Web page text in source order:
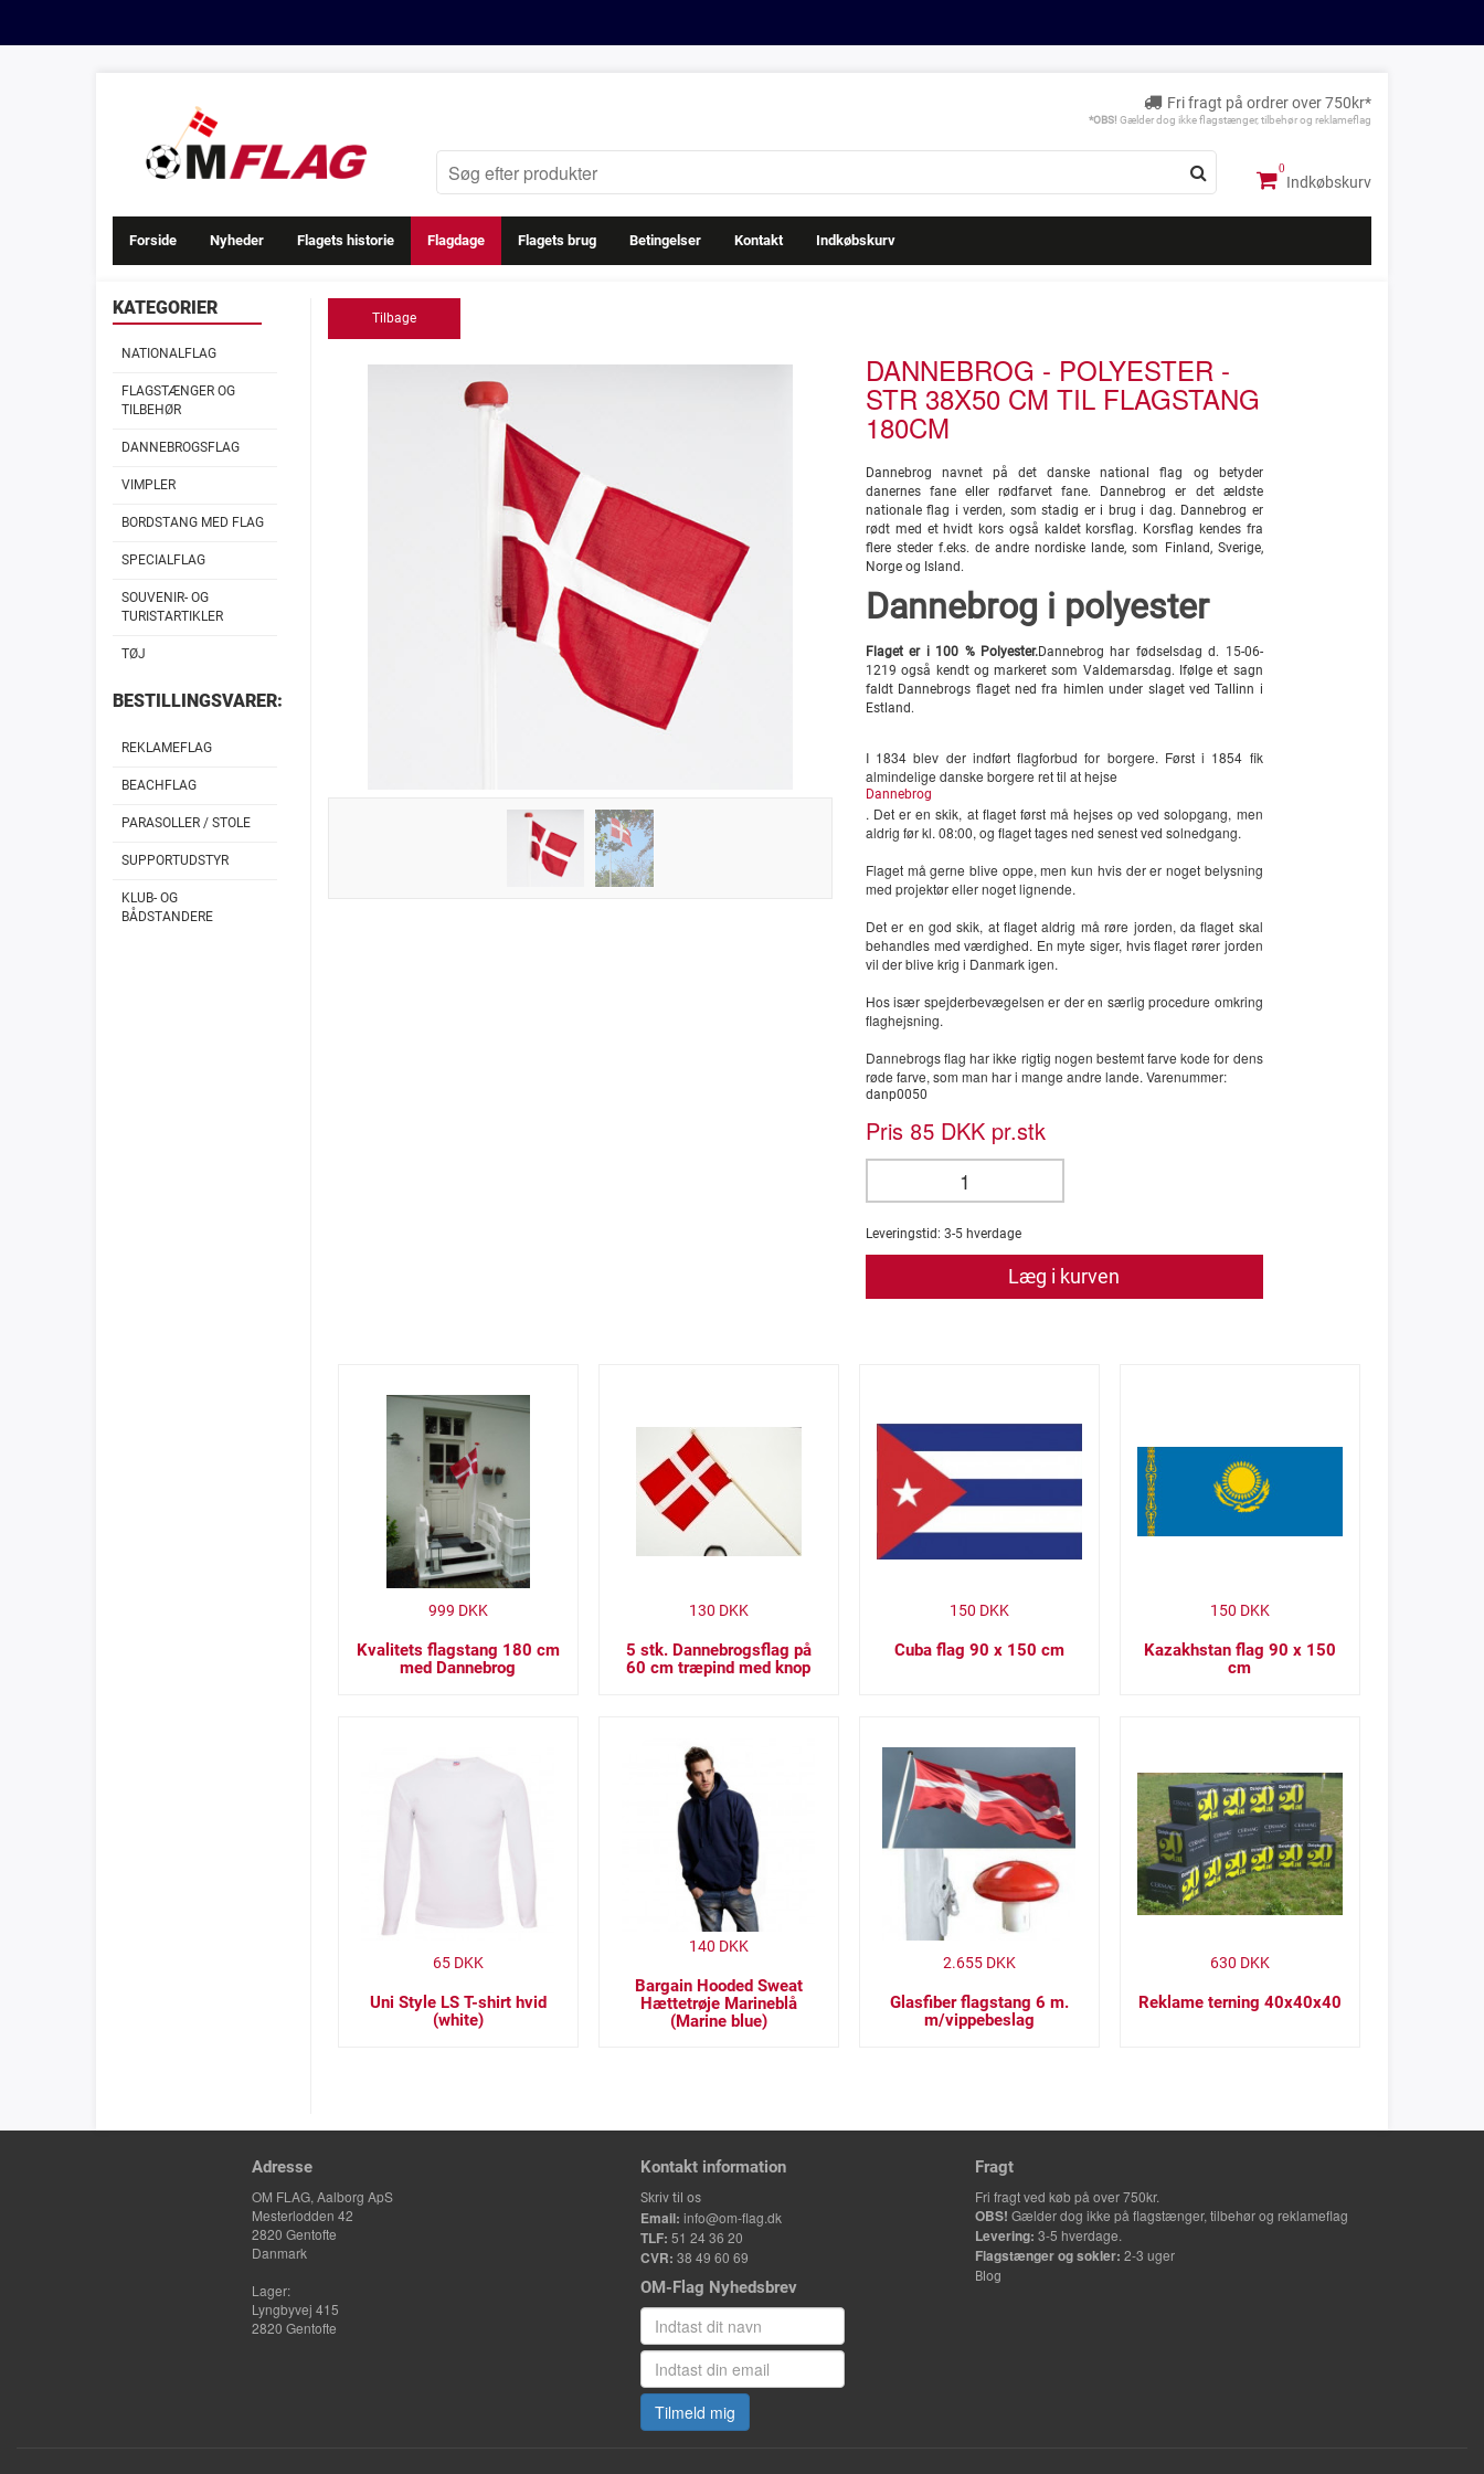
Fri fragt på ordrer over 750kr*
*OBS! Gælder dog ikke flagstænger, tilbehør og reklameflag
Indkøbskurv
Forside Nyheder Flagets historie Flagdage Flagets brug Betingelser Kontakt Indkøbskurv
KATEGORIER
NATIONALFLAG
FLAGSTÆNGER OG
TILBEHØR
DANNEBROGSFLAG
VIMPLER
BORDSTANG MED FLAG
SPECIALFLAG
SOUVENIR- OG
TURISTARTIKLER
TØJ
BESTILLINGSVARER:
REKLAMEFLAG
BEACHFLAG
PARASOLLER / STOLE
SUPPORTUDSTYR
KLUB- OG
BÅDSTANDERE
Tilbage
DANNEBROG - POLYESTER -
STR 38X50 CM TIL FLAGSTANG
180CM
Dannebrog navnet på det danske national flag og betyder
danernes fane eller rødfarvet fane. Dannebrog er det ældste
nationale flag i verden, som stadig er i brug i dag. Dannebrog er
rødt med et hvidt kors også kaldet korsflag. Korsflag kendes fra
flere steder f.eks. de andre nordiske lande, som Finland, Sverige,
Norge og Island.
Dannebrog i polyester
Flaget er i 100 % Polyester.Dannebrog har fødselsdag d. 15-06-
1219 også kendt og markeret som Valdemarsdag. Ifølge et sagn
faldt Dannebrogs flaget ned fra himlen under slaget ved Tallinn i
Estland.
I 1834 blev der indført flagforbud for borgere. Først i 1854 fik
almindelige danske borgere ret til at hejse
Dannebrog
. Det er en skik, at flaget først må hejses op ved solopgang, men
aldrig før kl. 08:00, og flaget tages ned senest ved solnedgang.
Flaget må gerne blive oppe, men kun hvis der er noget belysning
med projektør eller noget lignende.
Det er en god skik, at flaget aldrig må røre jorden, da flaget skal
behandles med værdighed. En myte siger, hvis flaget rører jorden
vil der blive krig i Danmark igen.
Hos især spejderbevægelsen er der en særlig procedure omkring
flaghejsning.
Dannebrogs flag har ikke rigtig nogen bestemt farve kode for dens
røde farve, som man har i mange andre lande. Varenummer:
danp0050
Pris 85 DKK pr.stk
Leveringstid: 3-5 hverdage
Læg i kurven
Kvalitets flagstang 180 cm
med Dannebrog
999 DKK
5 stk. Dannebrogsflag på
60 cm træpind med knop
130 DKK
Cuba flag 90 x 150 cm
150 DKK
Kazakhstan flag 90 x 150
cm
150 DKK
Uni Style LS T-shirt hvid
(white)
65DKK
Bargain Hooded Sweat
Hættetrøje Marineblå
(Marine blue)
140 DKK
Glasfiber flagstang 6 m.
m/vippebeslag
2.655DKK
Reklame terning 40x40x40
630 DKK
Adresse
OM FLAG, Aalborg ApS
Mesterlodden 42
2820 Gentofte
Danmark
Lager:
Lyngbyvej 415
2820 Gentofte
Kontakt information
Skriv til os
Email: info@om-flag.dk
TLF: 51 24 36 20
CVR: 38 49 60 69
OM-Flag Nyhedsbrev
Tilmeld mig
Fragt
Fri fragt ved køb på over 750kr.
OBS! Gælder dog ikke på flagstænger, tilbehør og reklameflag
Levering: 3-5 hverdage.
Flagstænger og sokler: 2-3 uger
Blog